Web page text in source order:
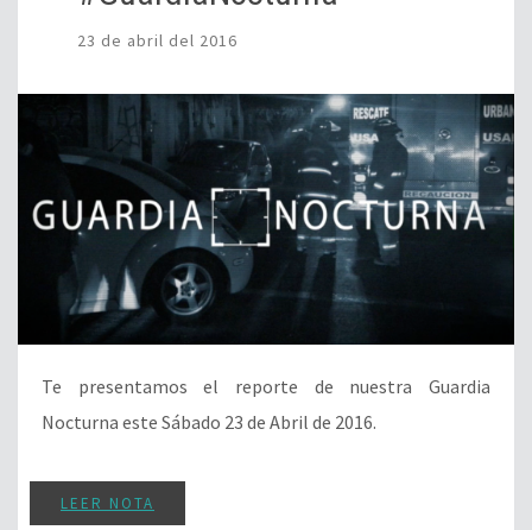
23 de abril del 2016
Te presentamos el reporte de nuestra Guardia
Nocturna este Sábado 23 de Abril de 2016.
LEER NOTA